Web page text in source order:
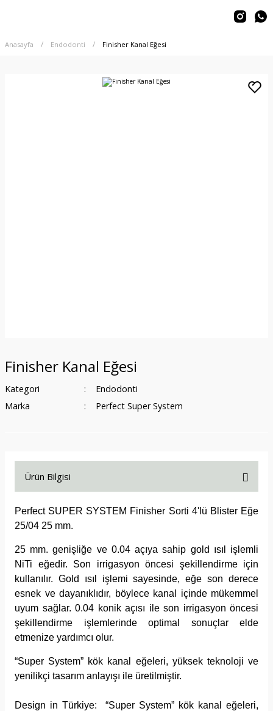
Anasayfa Endodonti Finisher Kanal Eğesi
Finisher Kanal Eğesi
Kategori
Endodonti
Marka
Perfect Super System
Ürün Bilgisi
Perfect SUPER SYSTEM Finisher Sorti 4'lü Blister Eğe
25/04 25 mm.
25 mm. genişliğe ve 0.04 açıya sahip gold ısıl işlemli
NiTi eğedir. Son irrigasyon öncesi şekillendirme için
kullanılır. Gold ısıl işlemi sayesinde, eğe son derece
esnek ve dayanıklıdır, böylece kanal içinde mükemmel
uyum sağlar. 0.04 konik açısı ile son irrigasyon öncesi
şekillendirme işlemlerinde optimal sonuçlar elde
etmenize yardımcı olur.
“Super System” kök kanal eğeleri, yüksek teknoloji ve
yenilikçi tasarım anlayışı ile üretilmiştir.
Design in Türkiye: “Super System” kök kanal eğeleri,